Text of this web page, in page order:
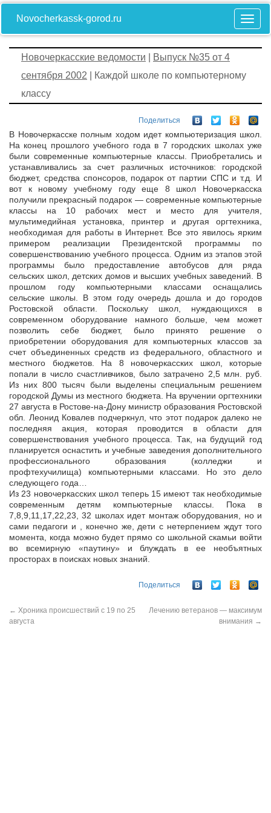
Novocherkassk-gorod.ru
Новочеркасские ведомости
Выпуск №35 от 4
сентября 2002 | Каждой школе по компьютерному
классу
Поделиться
В Новочеркасске полным ходом идет компьютеризация школ.
На конец прошлого учебного года в 7 городских школах уже
были современные компьютерные классы. Приобретались и
устанавливались за счет различных источников: городской
бюджет, средства спонсоров, подарок от партии СПС и т.д. И
вот к новому учебному году еще 8 школ Новочеркасска
получили прекрасный подарок — современные компьютерные
классы на 10 рабочих мест и место для учителя,
мультимедийная установка, принтер и другая оргтехника,
необходимая для работы в Интернет. Все это явилось ярким
примером реализации Президентской программы по
совершенствованию учебного процесса. Одним из этапов этой
программы было предоставление автобусов для ряда
сельских школ, детских домов и высших учебных заведений. В
прошлом году компьютерными классами оснащались
сельские школы. В этом году очередь дошла и до городов
Ростовской области. Поскольку школ, нуждающихся в
современном оборудование намного больше, чем может
позволить себе бюджет, было принято решение о
приобретении оборудования для компьютерных классов за
счет объединенных средств из федерального, областного и
местного бюджетов. На 8 новочеркасских школ, которые
попали в число счастливчиков, было затрачено 2,5 млн. руб.
Из них 800 тысяч были выделены специальным решением
городской Думы из местного бюджета. На вручении оргтехники
27 августа в Ростове-на-Дону министр образования Ростовской
обл. Леонид Ковалев подчеркнул, что этот подарок далеко не
последняя акция, которая проводится в области для
совершенствования учебного процесса. Так, на будущий год
планируется оснастить и учебные заведения дополнительного
профессионального образования (колледжи и
профтехучилища) компьютерными классами. Но это дело
следующего года…
Из 23 новочеркасских школ теперь 15 имеют так необходимые
современным детям компьютерные классы. Пока в
7,8,9,11,17,22,23, 32 школах идет монтаж оборудования, но и
сами педагоги и , конечно же, дети с нетерпением ждут того
момента, когда можно будет прямо со школьной скамьи войти
во всемирную «паутину» и блуждать в ее необъятных
просторах в поисках новых знаний.
Поделиться
← Хроника происшествий с 19 по 25
августа
Лечению ветеранов — максимум
внимания →